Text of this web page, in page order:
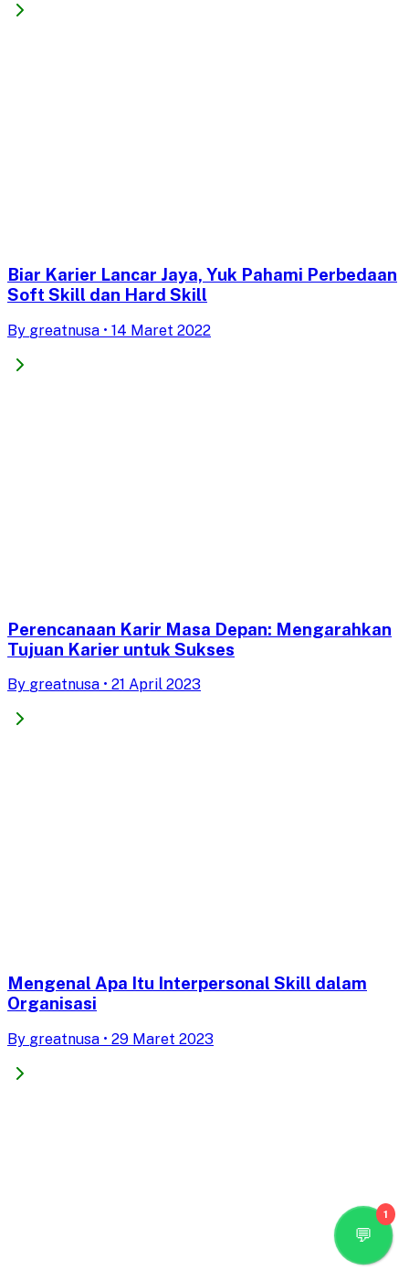
Biar Karier Lancar Jaya, Yuk Pahami Perbedaan
Soft Skill dan Hard Skill
By greatnusa • 14 Maret 2022
Perencanaan Karir Masa Depan: Mengarahkan
Tujuan Karier untuk Sukses
By greatnusa • 21 April 2023
Mengenal Apa Itu Interpersonal Skill dalam
Organisasi
By greatnusa • 29 Maret 2023
1